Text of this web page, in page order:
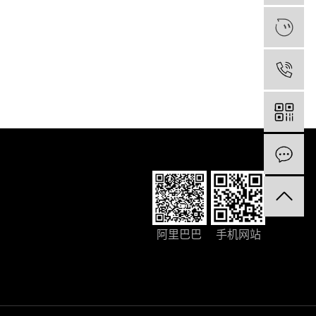
阿里巴巴 手机网站